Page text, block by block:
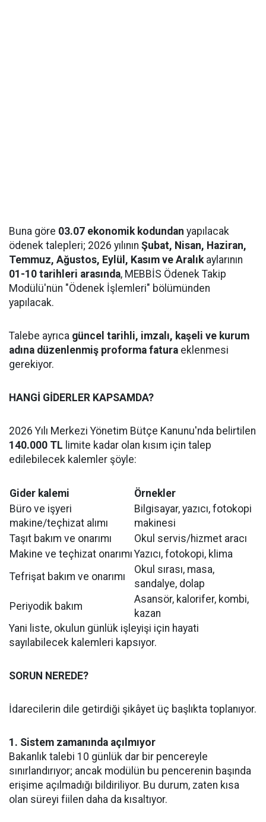
Buna göre 03.07 ekonomik kodundan yapılacak
ödenek talepleri; 2026 yılının Şubat, Nisan, Haziran,
Temmuz, Ağustos, Eylül, Kasım ve Aralıkaylarının
01-10 tarihleri arasında, MEBBİS Ödenek Takip
Modülü'nün "Ödenek İşlemleri" bölümünden
yapılacak.
Talebe ayrıca güncel tarihli, imzalı, kaşeli ve kurum
adına düzenlenmiş proforma fatura eklenmesi
gerekiyor.
HANGİ GİDERLER KAPSAMDA?
2026 Yılı Merkezi Yönetim Bütçe Kanunu'nda belirtilen
140.000 TL limite kadar olan kısım için talep
edilebilecek kalemler şöyle:
Gider kalemi
Örnekler
Büro ve işyeri
makine/teçhizat alımı
Bilgisayar, yazıcı, fotokopi
makinesi
Taşıt bakım ve onarımı
Okul servis/hizmet aracı
Makine ve teçhizat onarımı Yazıcı, fotokopi, klima
Tefrişat bakım ve onarımı
Okul sırası, masa,
sandalye, dolap
Periyodik bakım
Asansör, kalorifer, kombi,
kazan
Yani liste, okulun günlük işleyişi için hayati
sayılabilecek kalemleri kapsıyor.
SORUN NEREDE?
İdarecilerin dile getirdiği şikâyet üç başlıkta toplanıyor.
1. Sistem zamanında açılmıyor
Bakanlık talebi 10 günlük dar bir pencereyle
sınırlandırıyor; ancak modülün bu pencerenin başında
erişime açılmadığı bildiriliyor. Bu durum, zaten kısa
olan süreyi fiilen daha da kısaltıyor.